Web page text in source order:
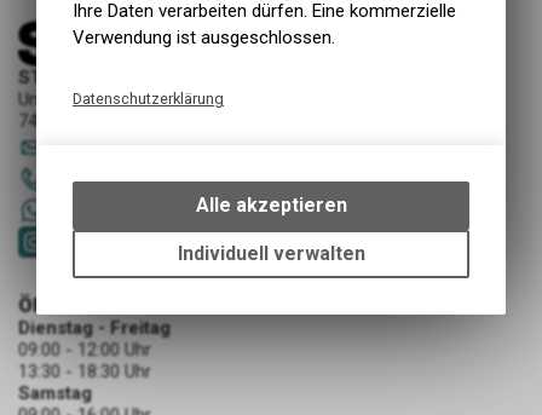
STORY Sportwerkstatt - Thusis
Unterer Rosenbühl 7
7430 Thusis
081 651 52 53
ÖFFNUNGSZEITEN
Dienstag - Freitag
09:00 - 12:00 Uhr
13:30 - 18:30 Uhr
Samstag
Ihre Daten verarbeiten dürfen. Eine kommerzielle
Verwendung ist ausgeschlossen.
Datenschutzerklärung
bestimmte Interaktionen und
Einstellungen auf Ihrem Gerät,
um die grundlegenden
Funktionen unseres Online-
Alle akzeptieren
Individuell verwalten